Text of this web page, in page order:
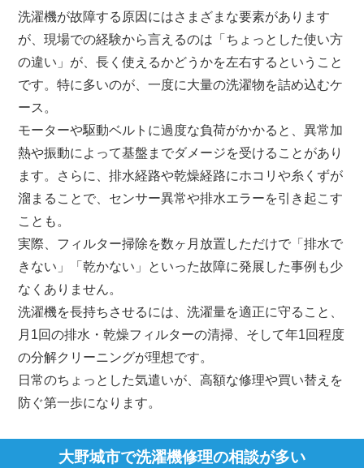
洗濯機が故障する原因にはさまざまな要素があります
が、現場での経験から言えるのは「ちょっとした使い方
の違い」が、長く使えるかどうかを左右するということ
です。特に多いのが、一度に大量の洗濯物を詰め込むケ
ース。
モーターや駆動ベルトに過度な負荷がかかると、異常加
熱や振動によって基盤までダメージを受けることがあり
ます。さらに、排水経路や乾燥経路にホコリや糸くずが
溜まることで、センサー異常や排水エラーを引き起こす
ことも。
実際、フィルター掃除を数ヶ月放置しただけで「排水で
きない」「乾かない」といった故障に発展した事例も少
なくありません。
洗濯機を長持ちさせるには、洗濯量を適正に守ること、
月1回の排水・乾燥フィルターの清掃、そして年1回程度
の分解クリーニングが理想です。
日常のちょっとした気遣いが、高額な修理や買い替えを
防ぐ第一歩になります。
大野城市で洗濯機修理の相談が多い